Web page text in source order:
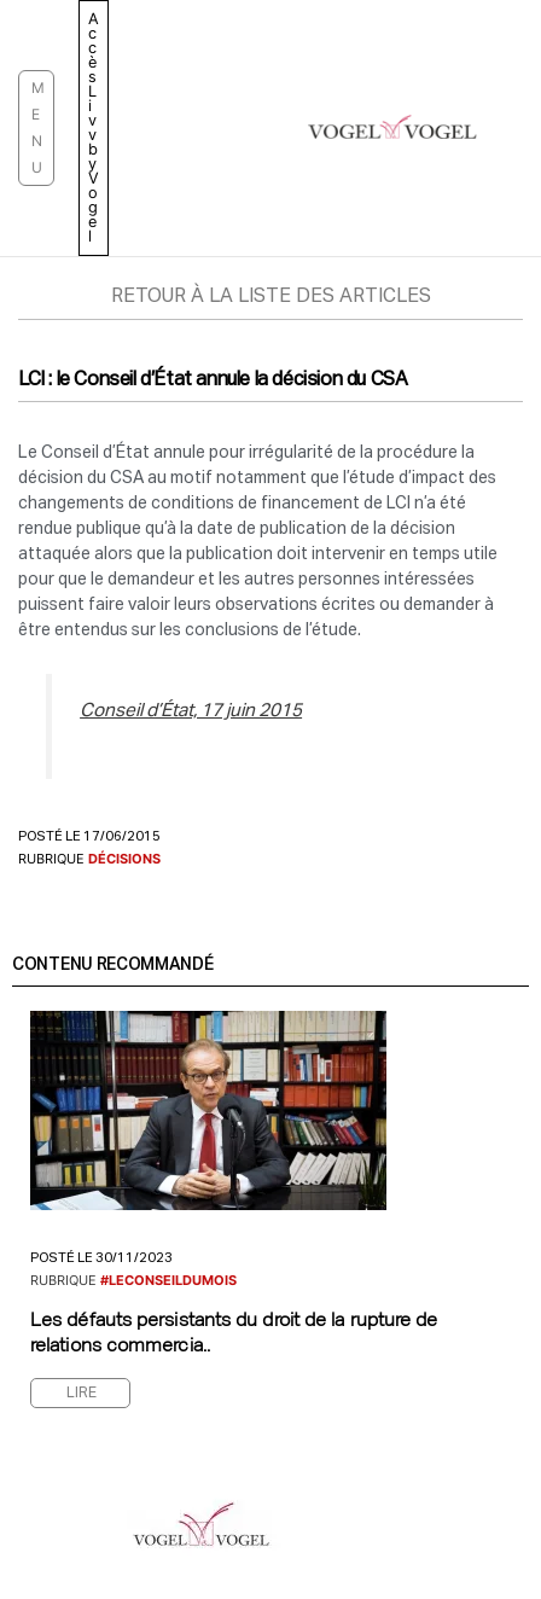
M
E
N
U
A
c
c
è
s
L
i
v
v
b
y
V
o
g
e
l
RETOUR À LA LISTE DES ARTICLES
LCI : le Conseil d’État annule la décision du CSA
Le Conseil d’État annule pour irrégularité de la procédure la
décision du CSA au motif notamment que l’étude d’impact des
changements de conditions de financement de LCI n’a été
rendue publique qu’à la date de publication de la décision
attaquée alors que la publication doit intervenir en temps utile
pour que le demandeur et les autres personnes intéressées
puissent faire valoir leurs observations écrites ou demander à
être entendus sur les conclusions de l’étude.
Conseil d’État, 17 juin 2015
POSTÉ LE 17/06/2015
RUBRIQUE DÉCISIONS
CONTENU RECOMMANDÉ
POSTÉ LE 30/11/2023
RUBRIQUE #LECONSEILDUMOIS
Les défauts persistants du droit de la rupture de
relations commercia..
LIRE